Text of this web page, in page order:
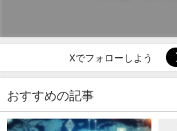
Xでフォローしよう
おすすめの記事